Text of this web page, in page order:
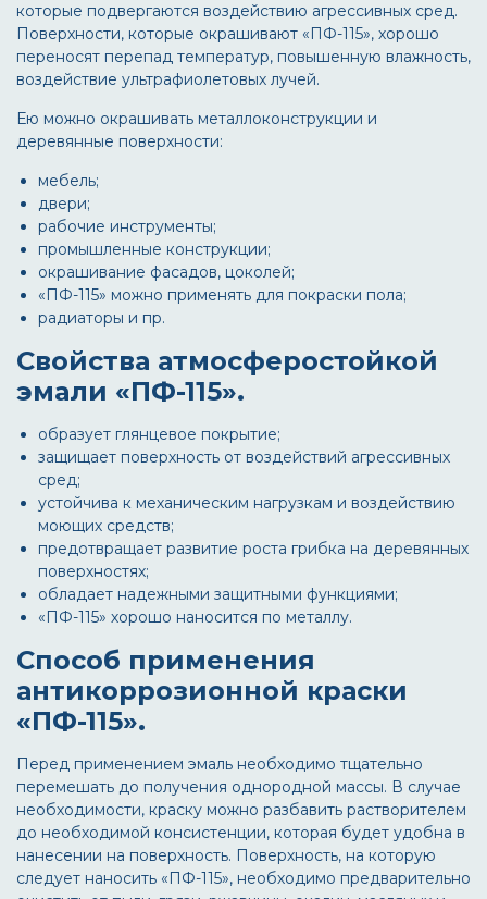
которые подвергаются воздействию агрессивных сред.
Поверхности, которые окрашивают «ПФ-115», хорошо
переносят перепад температур, повышенную влажность,
воздействие ультрафиолетовых лучей.
Ею можно окрашивать металлоконструкции и
деревянные поверхности:
мебель;
двери;
рабочие инструменты;
промышленные конструкции;
окрашивание фасадов, цоколей;
«ПФ-115» можно применять для покраски пола;
радиаторы и пр.
Свойства атмосферостойкой
эмали «ПФ-115».
образует глянцевое покрытие;
защищает поверхность от воздействий агрессивных
сред;
устойчива к механическим нагрузкам и воздействию
моющих средств;
предотвращает развитие роста грибка на деревянных
поверхностях;
обладает надежными защитными функциями;
«ПФ-115» хорошо наносится по металлу.
Способ применения
антикоррозионной краски
«ПФ-115».
Перед применением эмаль необходимо тщательно
перемешать до получения однородной массы. В случае
необходимости, краску можно разбавить растворителем
до необходимой консистенции, которая будет удобна в
нанесении на поверхность. Поверхность, на которую
следует наносить «ПФ-115», необходимо предварительно